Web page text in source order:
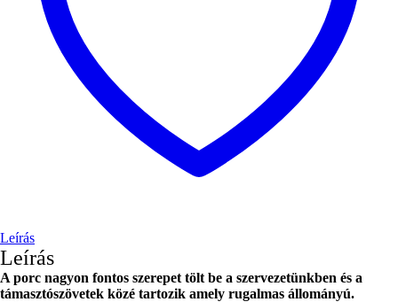
Leírás
Leírás
A porc nagyon fontos szerepet tölt be a szervezetünkben és a
támasztószövetek közé tartozik amely rugalmas állományú.